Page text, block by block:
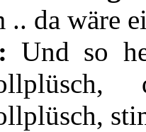
.. da wäre
Und so